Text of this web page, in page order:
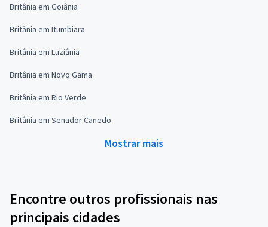
Britânia em Goiânia
Britânia em Itumbiara
Britânia em Luziânia
Britânia em Novo Gama
Britânia em Rio Verde
Britânia em Senador Canedo
Mostrar mais
Encontre outros profissionais nas
principais cidades